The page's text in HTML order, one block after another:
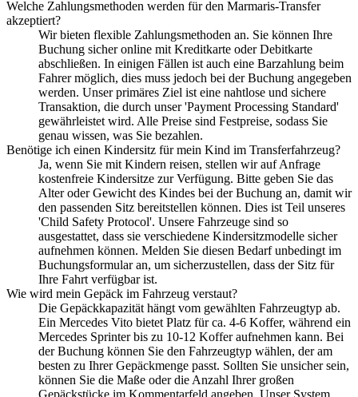
Welche Zahlungsmethoden werden für den Marmaris-Transfer
akzeptiert?
Wir bieten flexible Zahlungsmethoden an. Sie können Ihre
Buchung sicher online mit Kreditkarte oder Debitkarte
abschließen. In einigen Fällen ist auch eine Barzahlung beim
Fahrer möglich, dies muss jedoch bei der Buchung angegeben
werden. Unser primäres Ziel ist eine nahtlose und sichere
Transaktion, die durch unser 'Payment Processing Standard'
gewährleistet wird. Alle Preise sind Festpreise, sodass Sie
genau wissen, was Sie bezahlen.
Benötige ich einen Kindersitz für mein Kind im Transferfahrzeug?
Ja, wenn Sie mit Kindern reisen, stellen wir auf Anfrage
kostenfreie Kindersitze zur Verfügung. Bitte geben Sie das
Alter oder Gewicht des Kindes bei der Buchung an, damit wir
den passenden Sitz bereitstellen können. Dies ist Teil unseres
'Child Safety Protocol'. Unsere Fahrzeuge sind so
ausgestattet, dass sie verschiedene Kindersitzmodelle sicher
aufnehmen können. Melden Sie diesen Bedarf unbedingt im
Buchungsformular an, um sicherzustellen, dass der Sitz für
Ihre Fahrt verfügbar ist.
Wie wird mein Gepäck im Fahrzeug verstaut?
Die Gepäckkapazität hängt vom gewählten Fahrzeugtyp ab.
Ein Mercedes Vito bietet Platz für ca. 4-6 Koffer, während ein
Mercedes Sprinter bis zu 10-12 Koffer aufnehmen kann. Bei
der Buchung können Sie den Fahrzeugtyp wählen, der am
besten zu Ihrer Gepäckmenge passt. Sollten Sie unsicher sein,
können Sie die Maße oder die Anzahl Ihrer großen
Gepäckstücke im Kommentarfeld angeben. Unser System